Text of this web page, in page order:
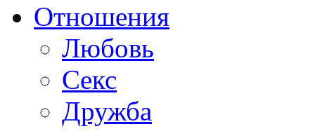
Отношения
Любовь
Секс
Дружба